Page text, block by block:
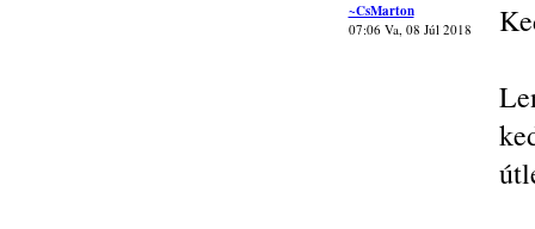
~CsMarton
07:06 Va, 08 Júl 2018